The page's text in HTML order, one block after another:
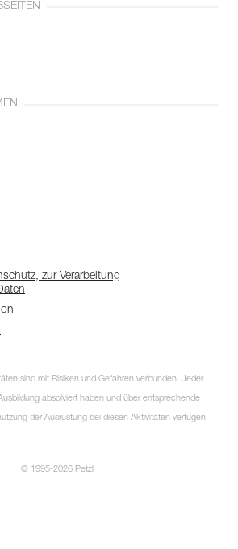
zur Verarbeitung
sind mit Risiken und Gefahren verbunden. Jeder
absolviert haben und über entsprechende
der Ausrüstung bei diesen Aktivitäten verfügen.
© 1995-2026 Petzl